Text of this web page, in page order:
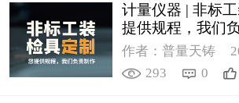
计量仪器 | 非标
提供规程，我们
作者：普量天铸
293
0